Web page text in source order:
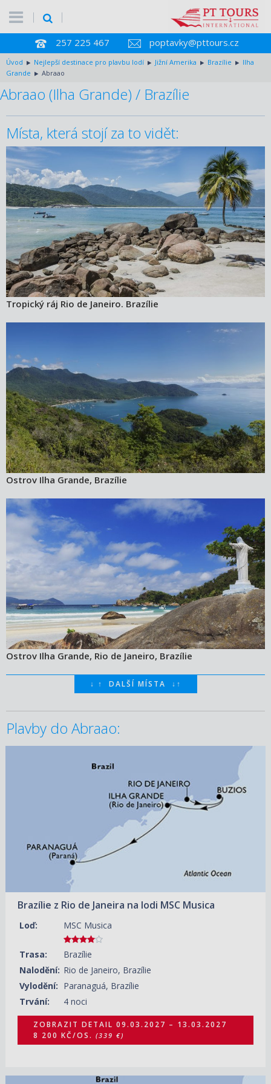
257 225 467 poptavky@pttours.cz
Úvod Nejlepší destinace pro plavbu lodí Jižní Amerika Brazílie
Ilha
Grande
Abraao
Abraao (Ilha Grande) / Brazílie
Místa, která stojí za to vidět:
Tropický ráj Rio de Janeiro. Brazílie
Ostrov Ilha Grande, Brazílie
Ostrov Ilha Grande, Rio de Janeiro, Brazílie
↓ ↑ DALŠÍ MÍSTA ↓ ↑
Plavby do Abraao:
Brazílie z Rio de Janeira na lodi MSC Musica
Loď: MSC Musica
Trasa:
Brazílie
Nalodění: Rio de Janeiro, Brazílie
Vylodění: Paranaguá, Brazílie
Trvání:
4 noci
09.03.2027 – 13.03.2027
8 200 KČ/OS.
ZOBRAZIT DETAIL 09.03.2027 – 13.03.2027
8 200 KČ/OS. (339 €)